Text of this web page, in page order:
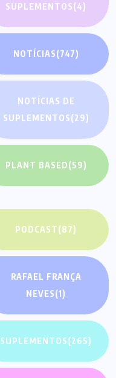
SUPLEMENTOS(4)
NOTÍCIAS(747)
NOTÍCIAS DE
SUPLEMENTOS(29)
PLANT BASED(59)
PODCAST(87)
RAFAEL FRANÇA
NEVES(1)
SUPLEMENTOS(265)